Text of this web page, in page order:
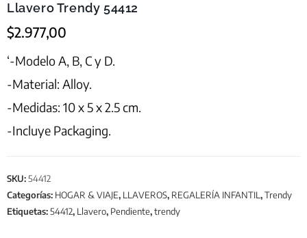
Llavero Trendy 54412
$2.977,00
‘-Modelo A, B, C y D.
-Material: Alloy.
-Medidas: 10 x 5 x 2.5 cm.
-Incluye Packaging.
SKU: 54412
Categorías: HOGAR & VIAJE, LLAVEROS, REGALERÍA INFANTIL ,Trendy
Etiquetas: 54412, Llavero, Pendiente,trendy